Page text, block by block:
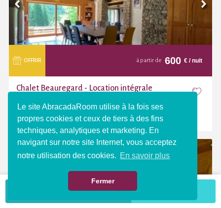
Le site AbracadaRoom utilise à la fois ses
propres cookies et ceux de tiers à des fins
techniques, analytiques et marketing. En
navigant sur notre site Internet, vous acceptez
notre utilisation des cookies. En savoir plus
Fermer
VOIR LA CARTE
OFFRIR à partir de 600 € / nuit
Chalet Beauregard - Location intégrale